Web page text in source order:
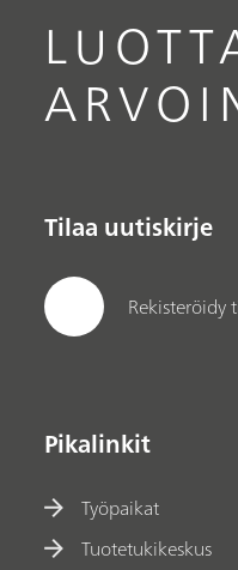
Tilaa uutiskirje
Rekisteröidy
Pikalinkit
Työpaikat
Tuotetukikeskus